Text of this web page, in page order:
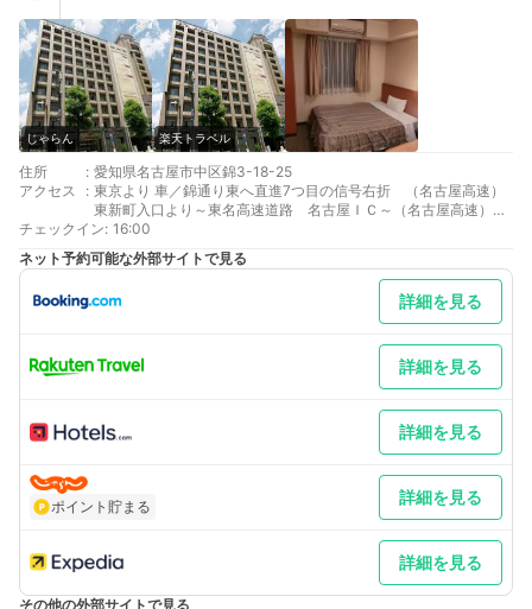
じゃらん 楽天トラベル
住所 : 愛知県名古屋市中区錦3-18-25
アクセス
: 東京より 車／錦通り東へ直進7つ目の信号右折 （名古屋高速）
東新町入口より～東名高速道路 名古屋ＩＣ～（名古屋高速）錦
橋出口より直進10こ目の信号左角 錦通り沿い 車以外／ＪＲ名古
屋駅下車、地下鉄東山線栄駅１番出口徒歩３分
大阪より 車／錦通り東へ直進7つ目の信号右折 （名古屋高速）
東新町入口より～東名阪自動車道 名古屋西IC～名古屋高速 錦
橋出口より直進10こ目の信号左角 錦通り沿い 車以外／ＪＲ名古
屋駅下車、地下鉄東山線栄駅１番出口徒歩３分
最寄り駅２ 名古屋
補足 車／ランドパーク:先着順・車高２Ｍ迄 １６００円／1泊
用の際はホテルフロントに駐車券をご提示いただくと宿泊優待料
金になります。状況で長時間お待ち頂く場合がございます。予め
ご了承願います。 車以外／名古屋駅から2区間、地下鉄東山線
チェックイン: 16:00
ネット予約可能な外部サイトで見る
詳細を見る
詳細を見る
詳細を見る
ポイント貯まる 詳細を見る
詳細を見る
その他の外部サイトで見る